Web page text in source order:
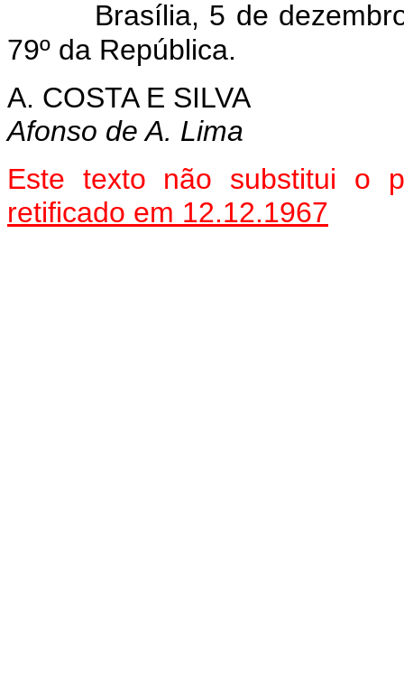
Brasília, 5 de
79º da República.
A. COSTA E SILVA
Afonso de A. Lima
Este texto não substitui o
retificado em 12.12.1967